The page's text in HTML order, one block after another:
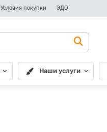
Условия покупки ЭДО
Наши услуги